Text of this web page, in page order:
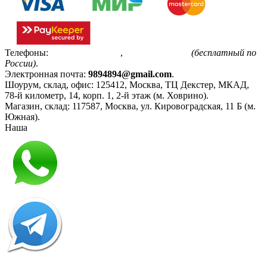
Телефоны: ,
(бесплатный по
России).
Электронная почта: 9894894@gmail.com.
Шоурум, склад, офис: 125412, Москва, ТЦ Декстер, МКАД,
78-й километр, 14, корп. 1, 2-й этаж (м. Ховрино).
Магазин, склад: 117587, Москва, ул. Кировоградская, 11 Б (м.
Южная).
Наша